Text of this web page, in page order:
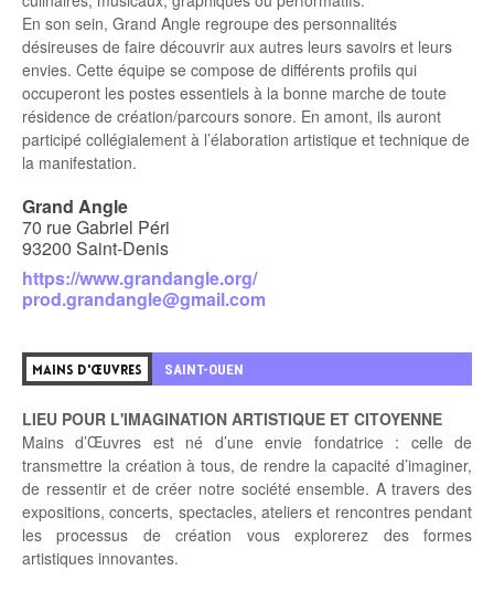
En son sein, Grand Angle regroupe des personnalités
désireuses de faire découvrir aux autres leurs savoirs et leurs
envies. Cette équipe se compose de différents profils qui
occuperont les postes essentiels à la bonne marche de toute
résidence de création/parcours sonore. En amont, ils auront
participé collégialement à l’élaboration artistique et technique de
la manifestation.
Grand Angle
70 rue Gabriel Péri
93200 Saint-Denis
https://www.grandangle.org/
prod.grandangle@gmail.com
MAINS D'ŒUVRES SAINT-OUEN
LIEU POUR L'IMAGINATION ARTISTIQUE ET CITOYENNE
Mains d’Œuvres est né d’une envie fondatrice : celle de
transmettre la création à tous, de rendre la capacité d’imaginer,
de ressentir et de créer notre société ensemble. A travers des
expositions, concerts, spectacles, ateliers et rencontres pendant
les processus de création vous explorerez des formes
artistiques innovantes.